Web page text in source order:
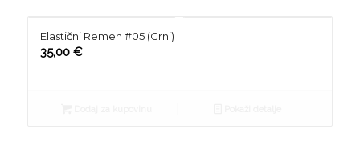
Elastični Remen #05 (Crni)
35,00 €